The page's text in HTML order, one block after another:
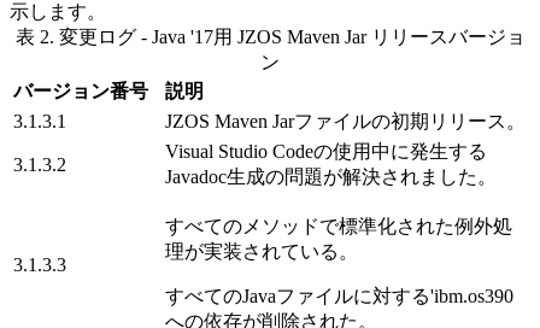
示します。
表 2. 変更ログ - Java '17用 JZOS Maven Jar リリースバージョ
ン
バージョン番号
説明
3.1.3.1
JZOS Maven Jarファイルの初期リリース。
3.1.3.2
Visual Studio Codeの使用中に発生する
Javadoc生成の問題が解決されました。
3.1.3.3
すべてのメソッドで標準化された例外処
理が実装されている。
すべてのJavaファイルに対する'ibm.os390
への依存が削除された。